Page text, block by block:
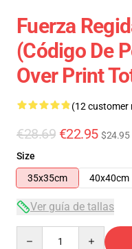
Fuerza
(Código De
Over Print
(12 customer
€28.69 €22.95 $24.95
Size
35x35cm
40x40cm
Ver guía de tallas